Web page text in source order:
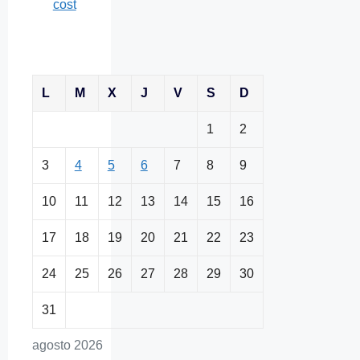
cost
agosto 2026
L M X J V S D
1 2
3 4 5 6 7 8 9
10 11 12 13 14 15 16
17 18 19 20 21 22 23
24 25 26 27 28 29 30
31